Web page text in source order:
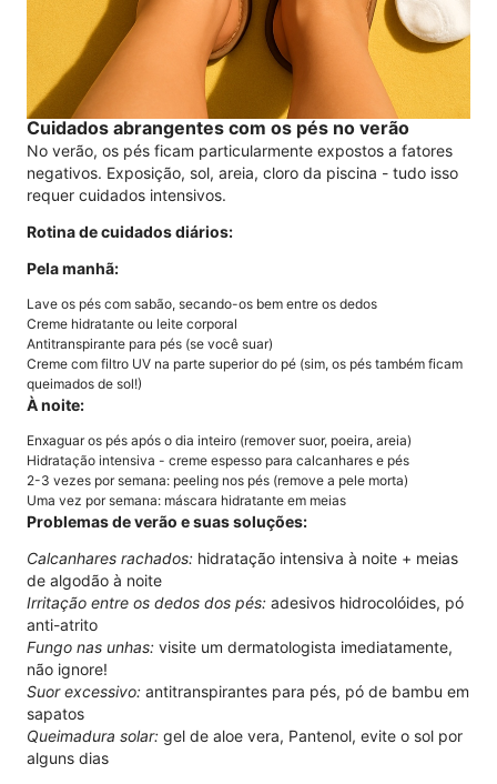
Cuidados abrangentes com os pés no verão
No verão, os pés ficam particularmente expostos a fatores
negativos. Exposição, sol, areia, cloro da piscina - tudo isso
requer cuidados intensivos.
Rotina de cuidados diários:
Pela manhã:
Lave os pés com sabão, secando-os bem entre os dedos
Creme hidratante ou leite corporal
Antitranspirante para pés (se você suar)
Creme com filtro UV na parte superior do pé (sim, os pés também ficam
queimados de sol!)
À noite:
Enxaguar os pés após o dia inteiro (remover suor, poeira, areia)
Hidratação intensiva - creme espesso para calcanhares e pés
2-3 vezes por semana: peeling nos pés (remove a pele morta)
Uma vez por semana: máscara hidratante em meias
Problemas de verão e suas soluções:
Calcanhares rachados: hidratação intensiva à noite + meias
de algodão à noite
Irritação entre os dedos dos pés: adesivos hidrocolóides, pó
anti-atrito
Fungo nas unhas: visite um dermatologista imediatamente,
não ignore!
Suor excessivo: antitranspirantes para pés, pó de bambu em
sapatos
Queimadura solar: gel de aloe vera, Pantenol, evite o sol por
alguns dias